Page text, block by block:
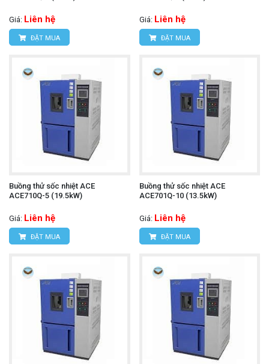
Giá: Liên hệ
ĐẶT MUA
Giá: Liên hệ
ĐẶT MUA
Buồng thử sốc nhiệt ACE
ACE710Q-5 (19.5kW)
Giá: Liên hệ
ĐẶT MUA
Buồng thử sốc nhiệt ACE
ACE701Q-10 (13.5kW)
Giá: Liên hệ
ĐẶT MUA